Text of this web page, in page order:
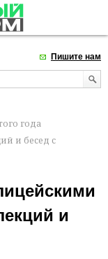
Пишите нам
года
и бесед с
и